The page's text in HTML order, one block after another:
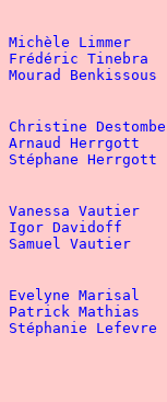
Michèle
Frédéric
Mourad
Christine
Arnaud
Stéphane
Vanessa
Igor Davidoff
Samuel Vautier
Evelyne
Patrick Mathias
Stéphanie